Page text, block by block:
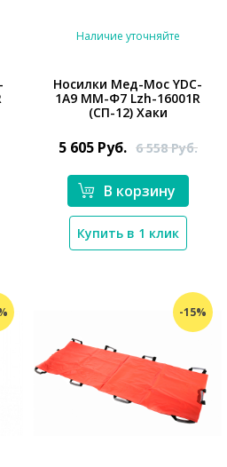
*}
Наличие уточняйте
Носилки Мед-Мос YDC-
1A9 ММ-Ф7 Lzh-16001R
(СП-12) Хаки
5 605 Руб. 6 558Руб.
В корзину
Купить в 1 клик
-15%